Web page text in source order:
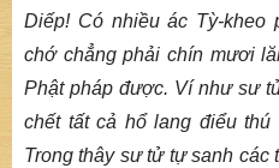
Diếp! Có nhiều ác Tỳ-kheo
chớ chẳng phải chín mươi
Phật pháp được. Ví như sư
chết tất cả hổ lang điểu
Trong thây sư tử tự sanh các